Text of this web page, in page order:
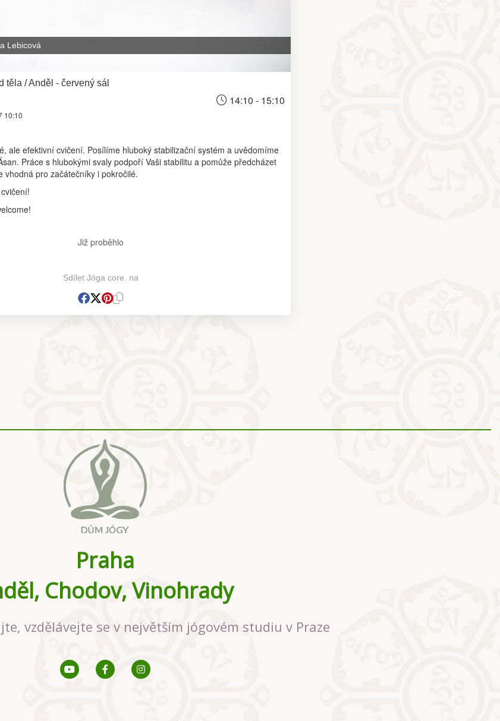
Lebicová
těla / Anděl - červený sál
14:10 - 15:10
10:10
ale efektivní cvičení. Posílíme hluboký stabilizační systém a uvědomíme
Práce s hlubokými svaly podpoří Vaši stabilitu a pomůže předcházet
vhodná pro začátečníky i pokročilé.
Již proběhlo
Sdílet Jóga core. na
Praha
Chodov, Vinohrady
vzdělávejte se v největším jógovém studiu v Praze